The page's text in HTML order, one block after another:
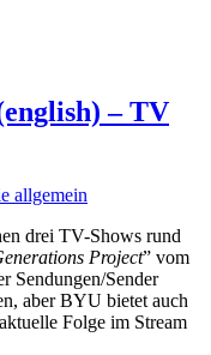
– TV
allgemein
drei TV-Shows rund
Project” vom
Sendungen/Sender
aber BYU bietet auch
Folge im Stream